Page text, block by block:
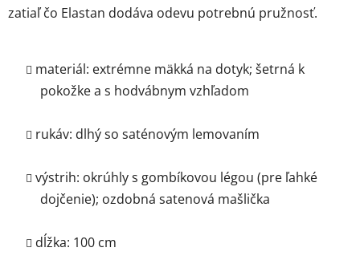
zatiaľ čo Elastan dodáva odevu potrebnú pružnosť.
materiál: extrémne mäkká na dotyk; šetrná k
pokožke a s hodvábnym vzhľadom
rukáv: dlhý so saténovým lemovaním
výstrih: okrúhly s gombíkovou légou (pre ľahké
dojčenie); ozdobná satenová mašlička
dĺžka: 100 cm